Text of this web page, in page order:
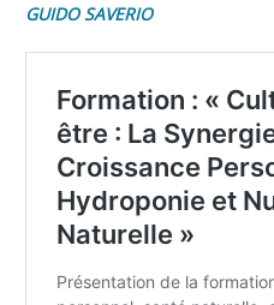
GUIDO SAVERIO